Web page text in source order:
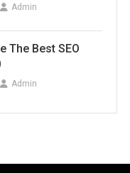
Admin
The Best SEO
Admin